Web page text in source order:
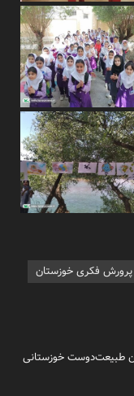
پرورش فکری خوزستان
طبیعت‌دوست خوزستانی